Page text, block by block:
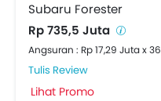
Subaru Forester
Rp 735,5 Juta
Angsuran : Rp 17,29 Juta x 36
Tulis Review
Lihat Promo